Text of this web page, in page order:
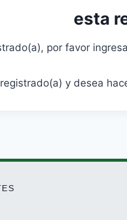
esta
por favor
y desea